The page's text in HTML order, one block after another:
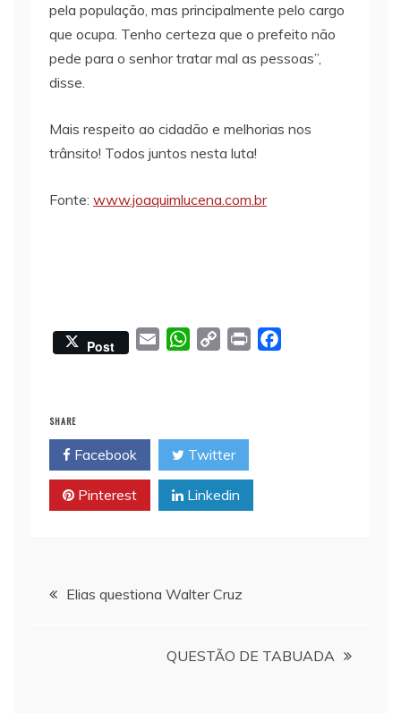
pela população, mas principalmente pelo cargo
que ocupa. Tenho certeza que o prefeito não
pede para o senhor tratar mal as pessoas”,
disse.
Mais respeito ao cidadão e melhorias nos
trânsito! Todos juntos nesta luta!
Fonte: www.joaquimlucena.com.br
Post
W
A
p
p
i
n
k
SHARE
Facebook Twitter
Pinterest Linkedin
Navegação
Elias questiona Walter Cruz
QUESTÃO DE TABUADA